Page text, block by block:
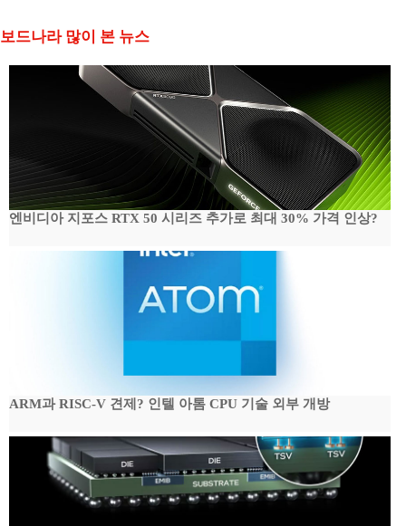
보드나라 많이 본 뉴스
엔비디아 지포스 RTX 50 시리즈 추가로 최대 30% 가격 인상?
ARM과 RISC-V 견제? 인텔 아톰 CPU 기술 외부 개방